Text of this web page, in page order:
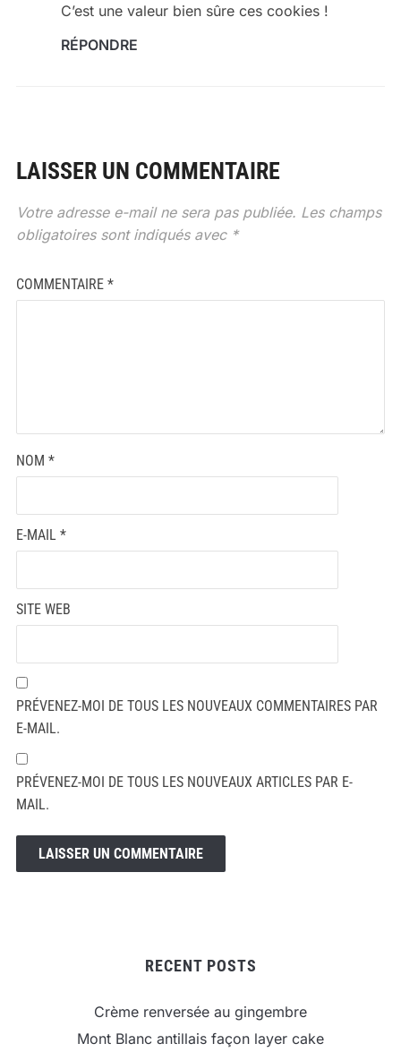
C’est une valeur bien sûre ces cookies !
RÉPONDRE
LAISSER UN COMMENTAIRE
Votre adresse e-mail ne sera pas publiée. Les champs
obligatoires sont indiqués avec *
COMMENTAIRE *
NOM *
E-MAIL *
SITE WEB
PRÉVENEZ-MOI DE TOUS LES NOUVEAUX COMMENTAIRES PAR
E-MAIL.
PRÉVENEZ-MOI DE TOUS LES NOUVEAUX ARTICLES PAR E-
MAIL.
RECENT POSTS
Crème renversée au gingembre
Mont Blanc antillais façon layer cake